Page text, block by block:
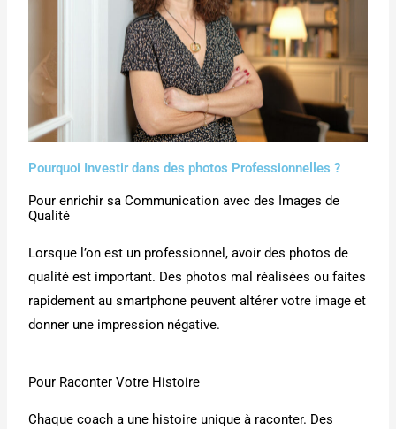
Pourquoi Investir dans des photos Professionnelles ?
Pour enrichir sa Communication avec des Images de
Qualité
Lorsque l’on est un professionnel, avoir des photos de
qualité est important. Des photos mal réalisées ou faites
rapidement au smartphone peuvent altérer votre image et
donner une impression négative.
Pour Raconter Votre Histoire
Chaque coach a une histoire unique à raconter. Des